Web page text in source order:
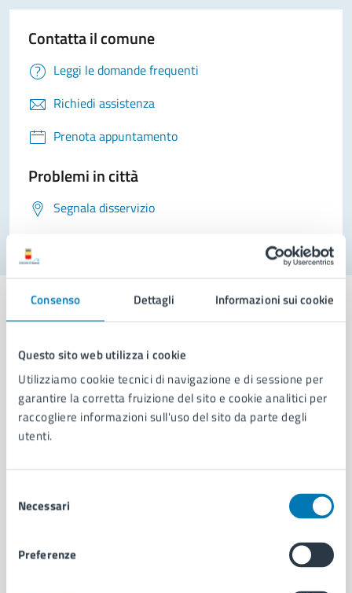
Consenso Dettagli Informazioni sui cookie
Questo sito web utilizza i cookie
Utilizziamo cookie tecnici di navigazione e di sessione per
garantire la corretta fruizione del sito e cookie analitici per
raccogliere informazioni sull'uso del sito da parte degli
utenti.
delNecessari
Preferenze
Contatta il comune
Leggi le domande frequenti
Richiedi assistenza
Prenota appuntamento
Problemi in città
Segnala disservizio
Comune di Napoli
AMMINISTRAZIONE
Aree amministrative
Enti e fondazioni
Personale amministrativo
Documenti e dati